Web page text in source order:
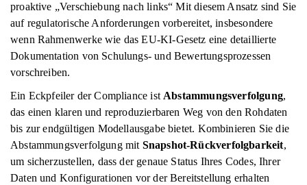
proaktive „Verschiebung nach links“ Mit diesem Ansatz sind Sie
auf regulatorische Anforderungen vorbereitet, insbesondere
wenn Rahmenwerke wie das EU-KI-Gesetz eine detaillierte
Dokumentation von Schulungs- und Bewertungsprozessen
vorschreiben.
Ein Eckpfeiler der Compliance istAbstammungsverfolgung,
das einen klaren und reproduzierbaren Weg von den Rohdaten
bis zur endgültigen Modellausgabe bietet. Kombinieren Sie die
Abstammungsverfolgung mit Snapshot-Rückverfolgbarkeit,
um sicherzustellen, dass der genaue Status Ihres Codes, Ihrer
Daten und Konfigurationen vor der Bereitstellung erhalten